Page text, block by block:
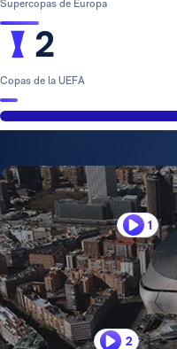
Supercopas de Europa
2
Copas de la UEFA
1
2